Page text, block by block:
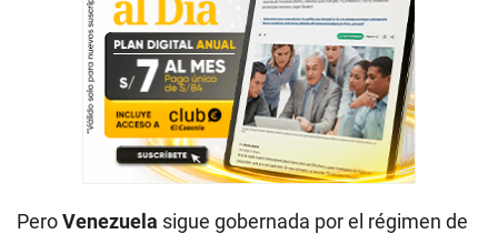
PeroVenezuela sigue gobernada por el régimen de